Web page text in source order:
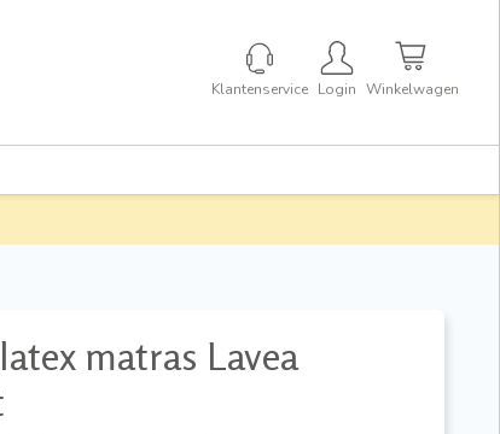
Klantenservice Login Winkelwagen
matras Lavea